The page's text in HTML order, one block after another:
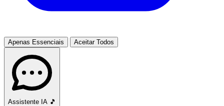
Apenas Essenciais Aceitar Todos
Assistente IA 🎵